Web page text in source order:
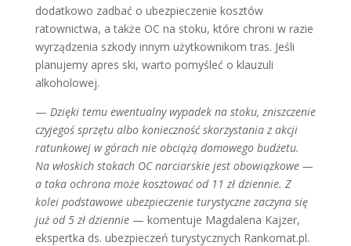
dodatkowo zadbać o ubezpieczenie kosztów
ratownictwa, a także OC na stoku, które chroni w razie
wyrządzenia szkody innym użytkownikom tras. Jeśli
planujemy apres ski, warto pomyśleć o klauzuli
alkoholowej.
— Dzięki temu ewentualny wypadek na stoku, zniszczenie
czyjegoś sprzętu albo konieczność skorzystania z akcji
ratunkowej w górach nie obciążą domowego budżetu.
Na włoskich stokach OC narciarskie jest obowiązkowe —
a taka ochrona może kosztować od 11 zł dziennie. Z
kolei podstawowe ubezpieczenie turystyczne zaczyna się
już od 5 zł dziennie— komentuje Magdalena Kajzer,
ekspertka ds. ubezpieczeń turystycznych Rankomat.pl.